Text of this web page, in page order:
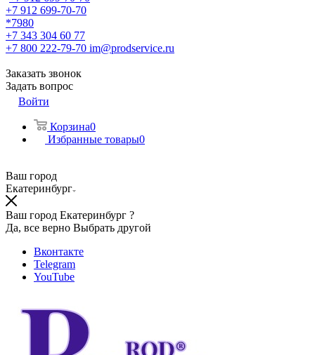
+7 912 699-70-70
*7980
+7 343 304 60 77
+7 800 222-79-70 im@prodservice.ru
Заказать звонок
Задать вопрос
Войти
Корзина0
Избранные товары0
Ваш город
Екатеринбург
Ваш город Екатеринбург ?
Да, все верно Выбрать другой
Вконтакте
Telegram
YouTube